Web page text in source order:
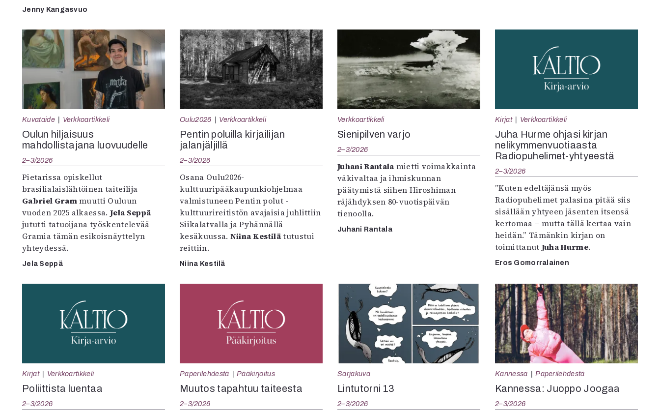
Jenny Kangasvuo
Kuvataide Verkkoartikkeli
Oulun hiljaisuus
mahdollistajana luovuudelle
2–3/2026
Pietarissa opiskellut
brasilialaislähtöinen taiteilija
Gabriel Grammuutti Ouluun
vuoden 2025 alkaessa.Jela Seppä
jututti tatuoijana työskentelevää
Gramia tämän esikoisnäyttelyn
yhteydessä.
Jela Seppä
Oulu2026 Verkkoartikkeli
Pentin poluilla kirjailijan
jalanjäljillä
2–3/2026
Osana Oulu2026-
kulttuuripääkaupunkiohjelmaa
valmistuneen Pentin polut -
kulttuurireitistön avajaisia juhlittiin
Siikalatvalla ja Pyhännällä
kesäkuussa. Niina Kestilätutustui
reittiin.
Niina Kestilä
Verkkoartikkeli
Sienipilven varjo
2–3/2026
Juhani Rantala mietti voimakkainta
väkivaltaa ja ihmiskunnan
päätymistä siihen Hiroshiman
räjähdyksen 80-vuotispäivän
tienoolla.
Juhani Rantala
Kirjat Verkkoartikkeli
Juha Hurme ohjasi kirjan
nelikymmenvuotiaasta
Radiopuhelimet-yhtyeestä
2–3/2026
”Kuten edeltäjänsä myös
Radiopuhelimet palasina pitää siis
sisällään yhtyeen jäsenten itsensä
kertomaa – mutta tällä kertaa vain
heidän.” Tämänkin kirjan on
toimittanut Juha Hurme.
Eros Gomorralainen
Kirjat Verkkoartikkeli
Poliittista luentaa
2–3/2026
Paperilehdestä Pääkirjoitus
Muutos tapahtuu taiteesta
2–3/2026
Sarjakuva
Lintutorni 13
2–3/2026
Kannessa Paperilehdestä
Kannessa: Juoppo Joogaa
2–3/2026